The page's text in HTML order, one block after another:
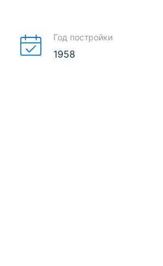
Год постройки
1958